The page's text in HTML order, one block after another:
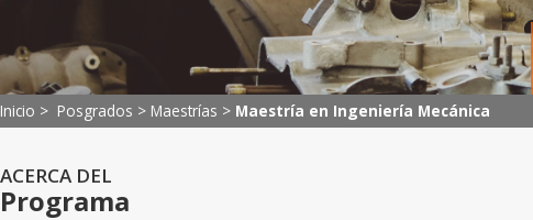
Inicio > Posgrados > Maestrías > Maestría en Ingeniería Mecánica
ACERCA DEL
Programa